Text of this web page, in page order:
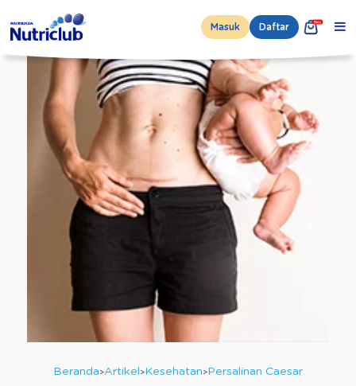
Masuk Daftar
Beranda Artikel Kesehatan Persalinan Caesar